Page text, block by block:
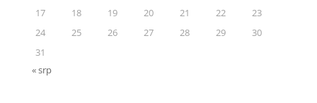
17
18 19 20 21 22
23
24
25 26 27 28 29
30
31
« srp